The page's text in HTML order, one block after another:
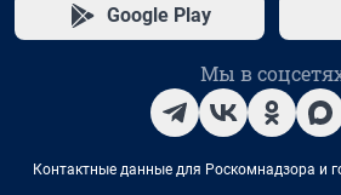
Google Play
Мы в
Контактные данные для Роскомнадзора и